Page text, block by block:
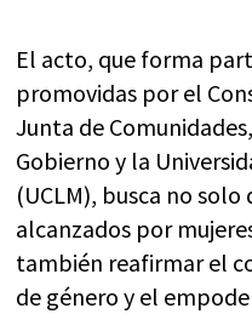
El acto, que forma
promovidas por el
Junta de
Gobierno y la
(UCLM), busca no
alcanzados por
también reafirmar el
de género y el